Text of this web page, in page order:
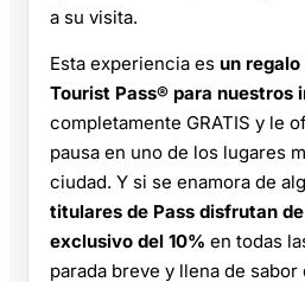
a su visita.
Esta experiencia es un
Tourist Pass® para nuestros
completamente GRATIS y le
pausa en uno de los lugares
ciudad. Y si se enamora de
titulares de Pass disfrutan
exclusivo del 10% en todas
parada breve y llena de